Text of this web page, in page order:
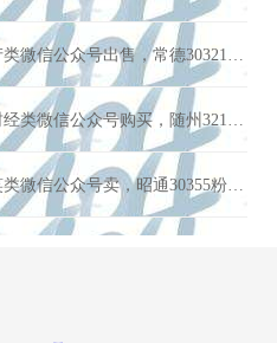
2016年注册订阅公众号，地产类微信公众号出售，常德30321粉丝，女粉多，欢迎咨询
2016年注册订阅公众账号，财经类微信公众号购买，随州32135粉丝，男粉多，看上滴滴
2016年注册订阅公众号，搞笑类微信公众号卖，昭通30355粉丝，男粉多，价格可谈